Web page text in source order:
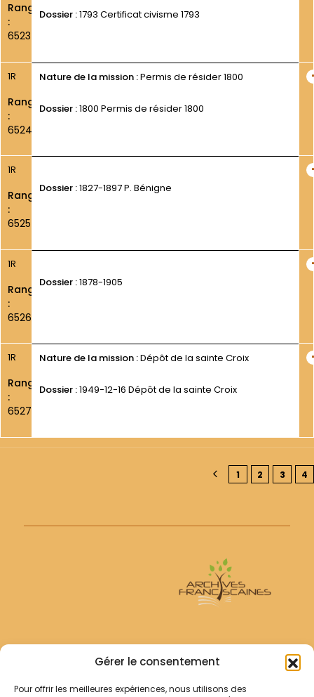
Gérer le consentement
Pour offrir les meilleures expériences, nous utilisons des
Rang
:
6523
Dossier :1793 Certificat civisme 1793
1R
Rang
:
6524
Nature de la mission :Permis de résider 1800
Dossier :1800 Permis de résider 1800
1R
Rang
:
6525
Dossier :1827-1897 P. Bénigne
1R
Rang
:
6526
Dossier :1878-1905
1R
Rang
:
6527
Nature de la mission :Dépôt de la sainte Croix
Dossier :1949-12-16 Dépôt de la sainte Croix
1 2 3 4
Archives Franciscaines